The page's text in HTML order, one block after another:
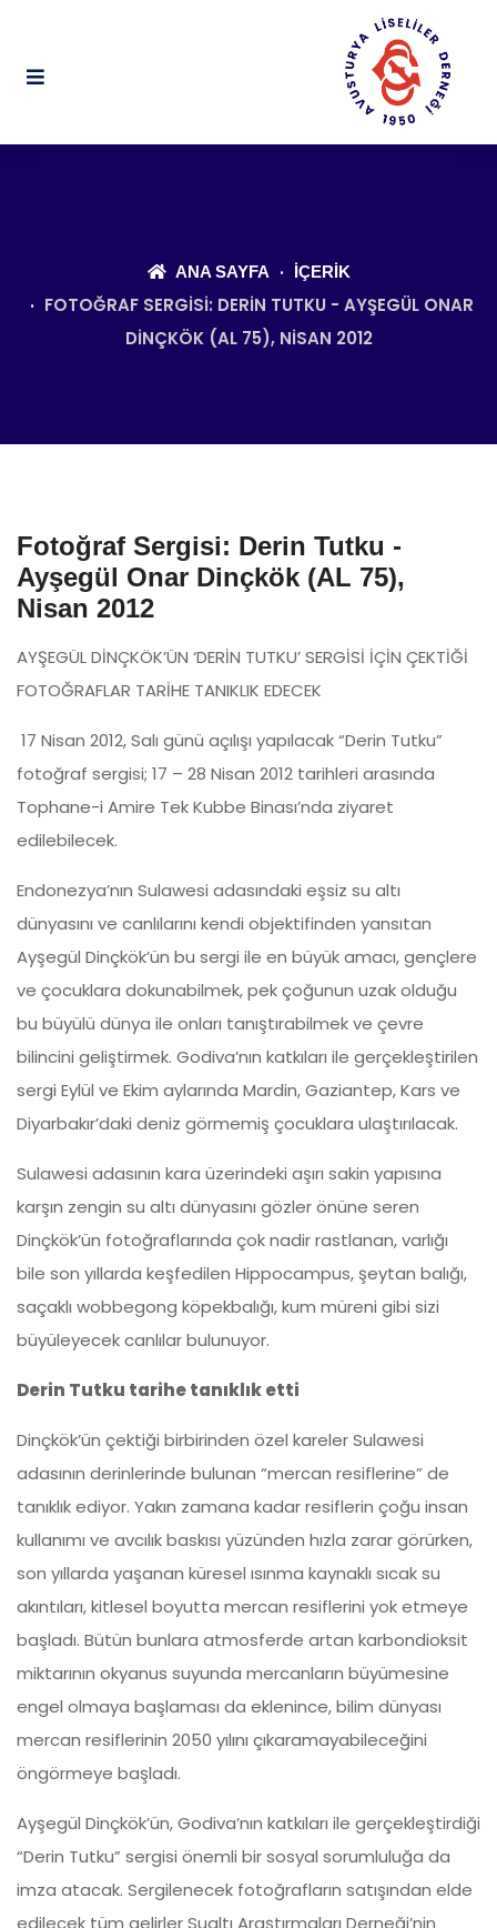
ANA SAYFA İÇERIK
FOTOĞRAF SERGISI: DERIN TUTKU - AYŞEGÜL ONAR
DINÇKÖK (AL 75), NISAN 2012
Fotoğraf Sergisi: Derin Tutku -
Ayşegül Onar Dinçkök (AL 75),
Nisan 2012
AYŞEGÜL DİNÇKÖK’ÜN ‘DERİN TUTKU’ SERGİSİ İÇİN ÇEKTİĞİ
FOTOĞRAFLAR TARİHE TANIKLIK EDECEK
17 Nisan 2012, Salı günü açılışı yapılacak “Derin Tutku”
fotoğraf sergisi; 17 – 28 Nisan 2012 tarihleri arasında
Tophane-i Amire Tek Kubbe Binası’nda ziyaret
edilebilecek.
Endonezya’nın Sulawesi adasındaki eşsiz su altı
dünyasını ve canlılarını kendi objektifinden yansıtan
Ayşegül Dinçkök’ün bu sergi ile en büyük amacı, gençlere
ve çocuklara dokunabilmek, pek çoğunun uzak olduğu
bu büyülü dünya ile onları tanıştırabilmek ve çevre
bilincini geliştirmek. Godiva’nın katkıları ile gerçekleştirilen
sergi Eylül ve Ekim aylarında Mardin, Gaziantep, Kars ve
Diyarbakır’daki deniz görmemiş çocuklara ulaştırılacak.
Sulawesi adasının kara üzerindeki aşırı sakin yapısına
karşın zengin su altı dünyasını gözler önüne seren
Dinçkök’ün fotoğraflarında çok nadir rastlanan, varlığı
bile son yıllarda keşfedilen Hippocampus, şeytan balığı,
saçaklı wobbegong köpekbalığı, kum müreni gibi sizi
büyüleyecek canlılar bulunuyor.
Derin Tutku tarihe tanıklık etti
Dinçkök’ün çektiği birbirinden özel kareler Sulawesi
adasının derinlerinde bulunan “mercan resiflerine” de
tanıklık ediyor. Yakın zamana kadar resiflerin çoğu insan
kullanımı ve avcılık baskısı yüzünden hızla zarar görürken,
son yıllarda yaşanan küresel ısınma kaynaklı sıcak su
akıntıları, kitlesel boyutta mercan resiflerini yok etmeye
başladı. Bütün bunlara atmosferde artan karbondioksit
miktarının okyanus suyunda mercanların büyümesine
engel olmaya başlaması da eklenince, bilim dünyası
mercan resiflerinin 2050 yılını çıkaramayabileceğini
öngörmeye başladı.
Ayşegül Dinçkök’ün, Godiva’nın katkıları ile gerçekleştirdiği
“Derin Tutku” sergisi önemli bir sosyal sorumluluğa da
imza atacak. Sergilenecek fotoğrafların satışından elde
edilecek tüm gelirler Sualtı Araştırmaları Derneği’nin